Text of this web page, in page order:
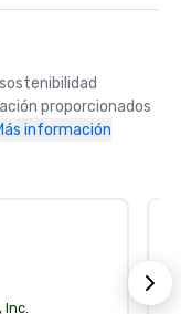
proporcionados
información
Inc.